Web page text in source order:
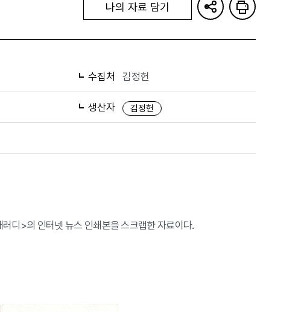
나의 자료 담기
수집처 김정헌
생산자 김정헌
디>의 인터넷 뉴스 인쇄본을 스크랩한 자료이다.